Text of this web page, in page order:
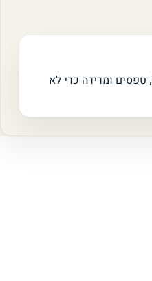
לפני השקה בודקים מובייל, SEO, טפסים ומדידה כדי לא